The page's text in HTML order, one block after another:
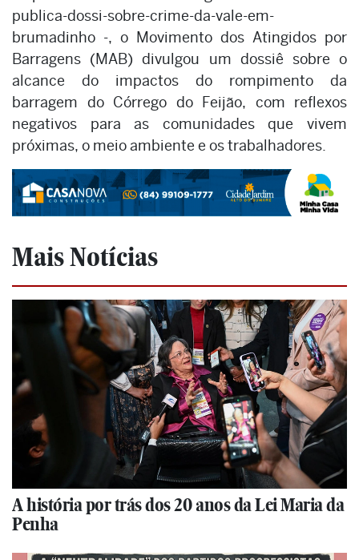
publica-dossi-sobre-crime-da-vale-em-
brumadinho -, o Movimento dos Atingidos por
Barragens (MAB) divulgou um dossiê sobre o
alcance do impactos do rompimento da
barragem do Córrego do Feijão, com reflexos
negativos para as comunidades que vivem
próximas, o meio ambiente e os trabalhadores.
Mais Notícias
A história por trás dos 20 anos da Lei Maria da
Penha